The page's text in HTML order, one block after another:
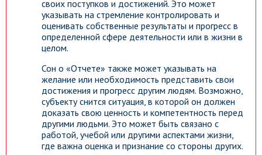
своих поступков и достижений. Это может
указывать на стремление контролировать и
оценивать собственные результаты и прогресс в
определенной сфере деятельности или в жизни в
целом.
Сон о «Отчете» также может указывать на
желание или необходимость представить свои
достижения и прогресс другим людям. Возможно,
субъекту снится ситуация, в которой он должен
доказать свою ценность и компетентность перед
другими людьми. Это может быть связано с
работой, учебой или другими аспектами жизни,
где важна оценка и признание со стороны других.